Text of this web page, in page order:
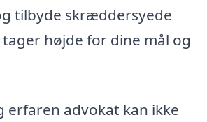
tilbyde skræddersyede
højde for dine mål og
erfaren advokat kan ikke